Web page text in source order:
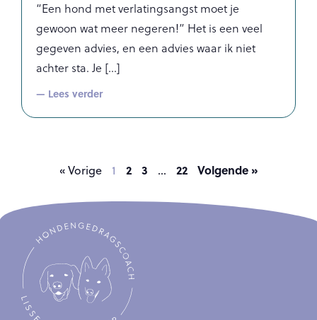
“Een hond met verlatingsangst moet je
gewoon wat meer negeren!” Het is een veel
gegeven advies, en een advies waar ik niet
achter sta. Je
— Lees verder
« Vorige 1 2 3 … 22 Volgende »